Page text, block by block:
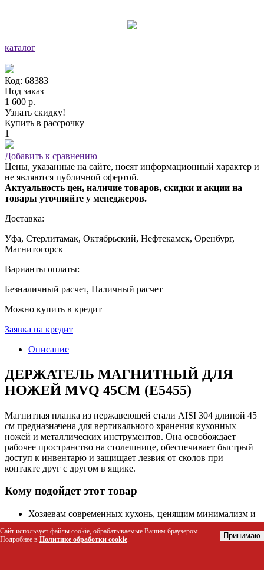
каталог
Код: 68383
Под заказ
1 600 р.
Узнать скидку!
Купить в рассрочку
1
Добавить к сравнению
Цены, указанные на сайте, носят информационный характер и
не являются публичной офертой.
Актуальность цен, наличие товаров, скидки и акции на
товары уточняйте у менеджеров.
Доставка:
Уфа, Стерлитамак, Октябрьский, Нефтекамск, Оренбург,
Магнитогорск
Варианты оплаты:
Безналичный расчет, Наличный расчет
Можно купить в кредит
Заявка на кредит
Описание
ДЕРЖАТЕЛЬ МАГНИТНЫЙ ДЛЯ
НОЖЕЙ MVQ 45СМ (E5455)
Магнитная планка из нержавеющей стали AISI 304 длиной 45
см предназначена для вертикального хранения кухонных
ножей и металлических инструментов. Она освобождает
рабочее пространство на столешнице, обеспечивает быстрый
доступ к инвентарю и защищает лезвия от сколов при
контакте друг с другом в ящике.
Кому подойдет этот товар
Хозяевам современных кухонь, ценящим минимализм и
порядок
Профессиональным поварам и шеф-поварам для
организации рабочего места
Сайт использует файлы cookie, обрабатываемые Вашим браузером.
Подробнее в Политике обработки cookie. Принимаю